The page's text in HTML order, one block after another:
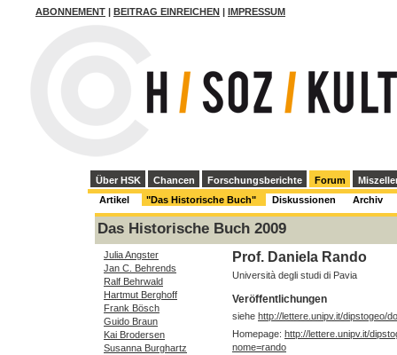
ABONNEMENT BEITRAG EINREICHEN IMPRESSUM
Über HSK Chancen Forschungsberichte Forum
Artikel
"Das Historische Buch" Diskussionen Archiv
Das Historische Buch 2009
Julia Angster
Jan C. Behrends
Ralf Behrwald
Hartmut Berghoff
Frank Bösch
Guido Braun
Kai Brodersen
Susanna Burghartz
Prof. Daniela Rando
Università degli studi di Pavia
Veröffentlichungen
siehe http://lettere.unipv.it/dipstogeo/
Homepage: http://lettere.unipv.it/
nome=rando